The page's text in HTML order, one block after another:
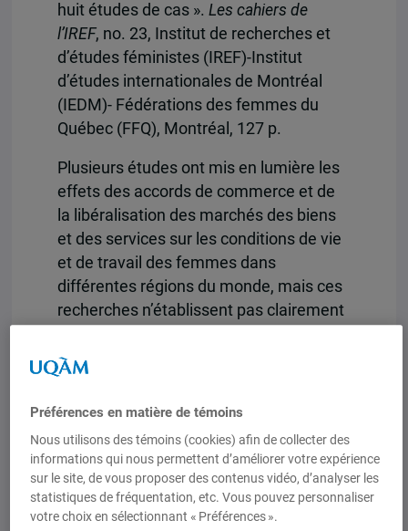
huit études de cas ». Les cahiers de
l’IREF, no. 23, Institut de recherches et
d’études féministes (IREF)-Institut
d’études internationales de Montréal
(IEDM)- Fédérations des femmes du
Québec (FFQ), Montréal, 127 p.
Plusieurs études ont mis en lumière les
effets des accords de commerce et de
la libéralisation des marchés des biens
et des services sur les conditions de vie
et de travail des femmes dans
différentes régions du monde, mais ces
recherches n’établissent pas clairement
de libre-échange, l’évolution du marché
du travail et leurs impacts sur la division
sexuelle du travail, ainsi que sur les
se proposent de faire les présentes
études de cas, en examinant les
changements dans le système d’emploi
au Québec.
Préférences en matière de témoins
Nous utilisons des témoins (cookies) afin de collecter des
informations qui nous permettent d’améliorer votre expérience
sur le site, de vous proposer des contenus vidéo, d’analyser les
statistiques de fréquentation, etc. Vous pouvez personnaliser
votre choix en sélectionnant « Préférences ».